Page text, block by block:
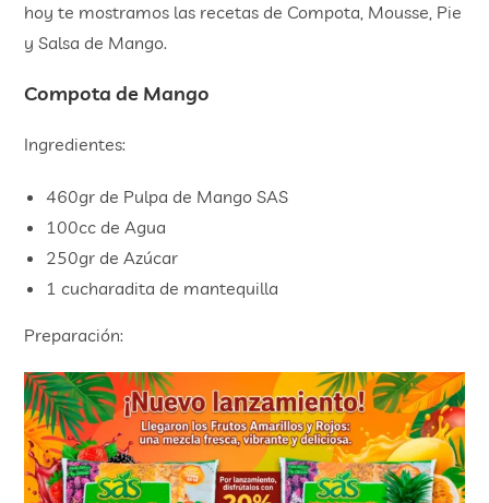
hoy te mostramos las recetas de Compota, Mousse, Pie
y Salsa de Mango.
Compota de Mango
Ingredientes:
460gr de Pulpa de Mango SAS
100cc de Agua
250gr de Azúcar
1 cucharadita de mantequilla
Preparación: